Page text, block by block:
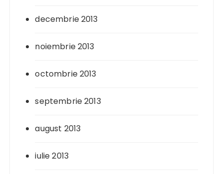
decembrie 2013
noiembrie 2013
octombrie 2013
septembrie 2013
august 2013
iulie 2013